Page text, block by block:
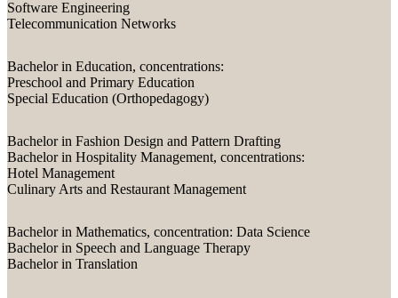
Software Engineering
Telecommunication Networks
Bachelor in Education, concentrations:
Preschool and Primary Education
Special Education (Orthopedagogy)
Bachelor in Fashion Design and Pattern Drafting
Bachelor in Hospitality Management, concentrations:
Hotel Management
Culinary Arts and Restaurant Management
Bachelor in Mathematics, concentration: Data Science
Bachelor in Speech and Language Therapy
Bachelor in Translation